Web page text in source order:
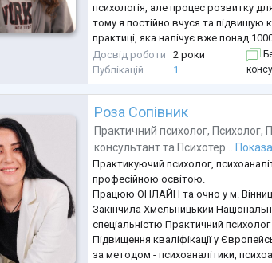
психологія, але процес розвитку
тому я постійно вчуся та підвищую
практиці, яка налічує вже понад
використовую інтегративний
дію за шаблоном, а підбираю
людину та її запит. Найчаст...
Досвід роботи
2 роки
Публікацій
1
Роза Сопівник
Практичний психолог, Психолог,
консультантта Психотер...
Практикуючий психолог,
професійною освітою.
Працюю ОНЛАЙН та очно у м.
Закінчила Хмельницький
спеціальністю Практичний психолог
Підвищення кваліфікації у
за методом - психоаналітики,